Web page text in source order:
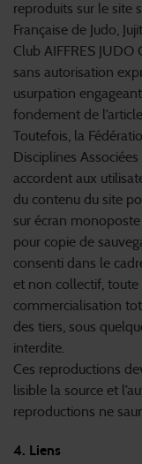
reproduits sur le site
Française de Judo,
Club AIFFRES
sans autorisation
usurpation
fondement de
Toutefois, la
Disciplines
accordent aux
du contenu du site
sur écran
pour copie de
consenti dans le
et non collectif, toute
commercialisation
des tiers, sous
interdite.
Ces reproductions
lisible la source et
reproductions ne
4. Liens